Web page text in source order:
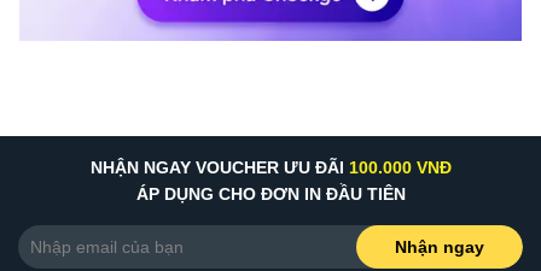
NHẬN NGAY VOUCHER ƯU ĐÃI 100.000 VNĐ
ÁP DỤNG CHO ĐƠN IN ĐẦU TIÊN
Nhận ngay